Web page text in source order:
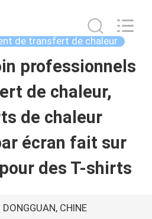
de transfert de chaleur
professionnels
de chaleur,
de chaleur
écran fait sur
des T-shirts
DONGGUAN, CHINE